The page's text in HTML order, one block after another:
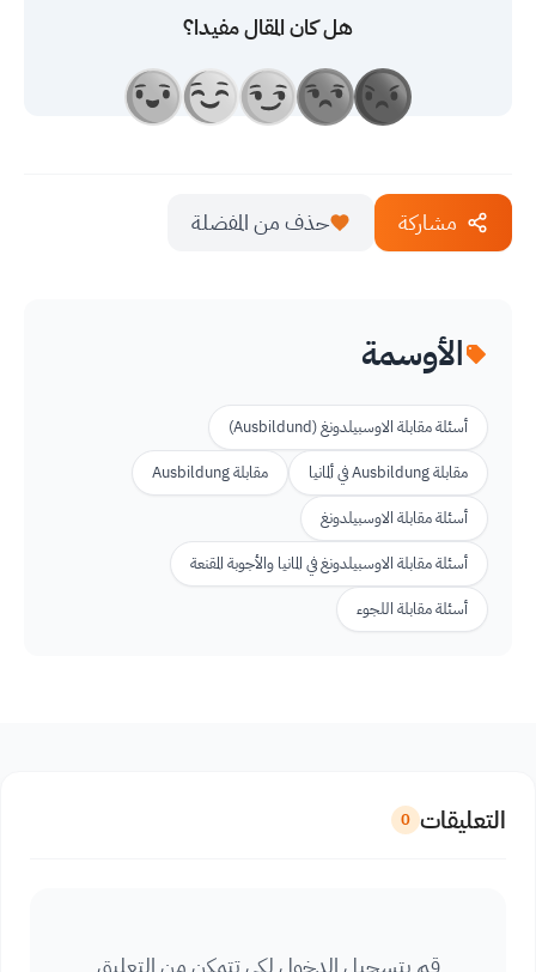
هل كان المقال مفيدا؟
مشاركة حذف من المفضلة
الأوسمة
أسئلة مقابلة الاوسبيلدونغ (Ausbildund)
مقابلة Ausbildung في ألمانيا
مقابلة Ausbildung
أسئلة مقابلة الاوسبيلدونغ
أسئلة مقابلة الاوسبيلدونغ في المانيا والأجوبة المقنعة
أسئلة مقابلة اللجوء
التعليقات 0